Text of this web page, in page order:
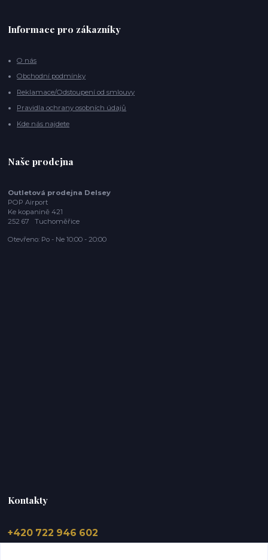
Informace pro zákazníky
O nás
Obchodní podmínky
Reklamace/Odstoupení od smlouvy
Pravidla ochrany osobních údajů
Kde nás najdete
Naše prodejna
Outletová prodejna Delsey
POP Airport
Ke kopanině 421
252 67 Tuchoměřice
Otevřeno: Po - Ne 10:00 - 20:00
Kontakty
+420 722 946 602